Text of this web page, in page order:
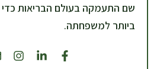
שם התעמקה בעולם הבריאות
ביותר למשפחתה.